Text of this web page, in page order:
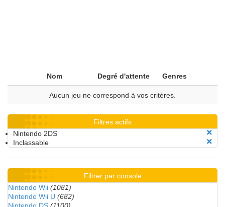
Nom Degré d'attente Genres
Aucun jeu ne correspond à vos critères.
Filtres actifs
Nintendo 2DS
Inclassable
Filtrer par console
Nintendo Wii (1081)
Nintendo Wii U (682)